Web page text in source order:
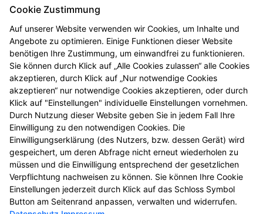
Cookie Zustimmung
Auf unserer Website verwenden wir Cookies, um Inhalte und
Angebote zu optimieren. Einige Funktionen dieser Website
benötigen Ihre Zustimmung, um einwandfrei zu funktionieren.
Sie können durch Klick auf „Alle Cookies zulassen“ alle Cookies
akzeptieren, durch Klick auf „Nur notwendige Cookies
akzeptieren“ nur notwendige Cookies akzeptieren, oder durch
Klick auf "Einstellungen" individuelle Einstellungen vornehmen.
Durch Nutzung dieser Website geben Sie in jedem Fall Ihre
Einwilligung zu den notwendigen Cookies. Die
Einwilligungserklärung (des Nutzers, bzw. dessen Gerät) wird
gespeichert, um deren Abfrage nicht erneut wiederholen zu
müssen und die Einwilligung entsprechend der gesetzlichen
Verpflichtung nachweisen zu können. Sie können Ihre Cookie
Einstellungen jederzeit durch Klick auf das Schloss Symbol
Button am Seitenrand anpassen, verwalten und widerrufen.